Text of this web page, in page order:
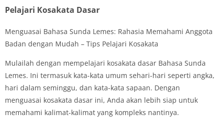
Pelajari Kosakata Dasar
Menguasai Bahasa Sunda Lemes: Rahasia Memahami Anggota
Badan dengan Mudah – Tips Pelajari Kosakata
Mulailah dengan mempelajari kosakata dasar Bahasa Sunda
Lemes. Ini termasuk kata-kata umum sehari-hari seperti angka,
hari dalam seminggu, dan kata-kata sapaan. Dengan
menguasai kosakata dasar ini, Anda akan lebih siap untuk
memahami kalimat-kalimat yang kompleks nantinya.